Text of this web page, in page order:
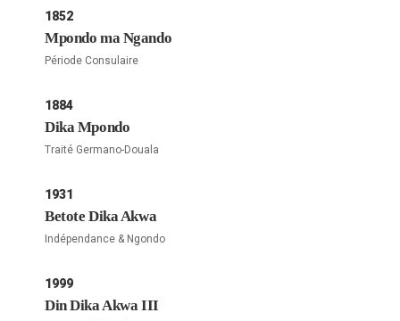
1852
Mpondo ma Ngando
Période Consulaire
1884
Dika Mpondo
Traité Germano-Douala
1931
Betote Dika Akwa
Indépendance & Ngondo
1999
Din Dika Akwa III